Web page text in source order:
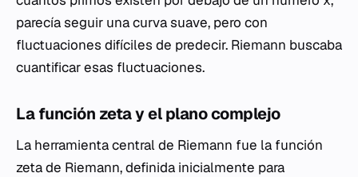
parecía seguir una curva suave, pero con
fluctuaciones difíciles de predecir. Riemann buscaba
cuantificar esas fluctuaciones.
La función zeta y el plano complejo
La herramienta central de Riemann fue la función
zeta de Riemann, definida inicialmente para